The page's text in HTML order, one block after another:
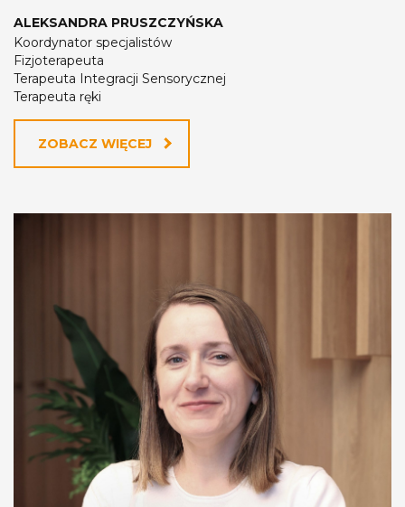
ALEKSANDRA PRUSZCZYŃSKA
Koordynator specjalistów
Fizjoterapeuta
Terapeuta Integracji Sensorycznej
Terapeuta ręki
ZOBACZ WIĘCEJ